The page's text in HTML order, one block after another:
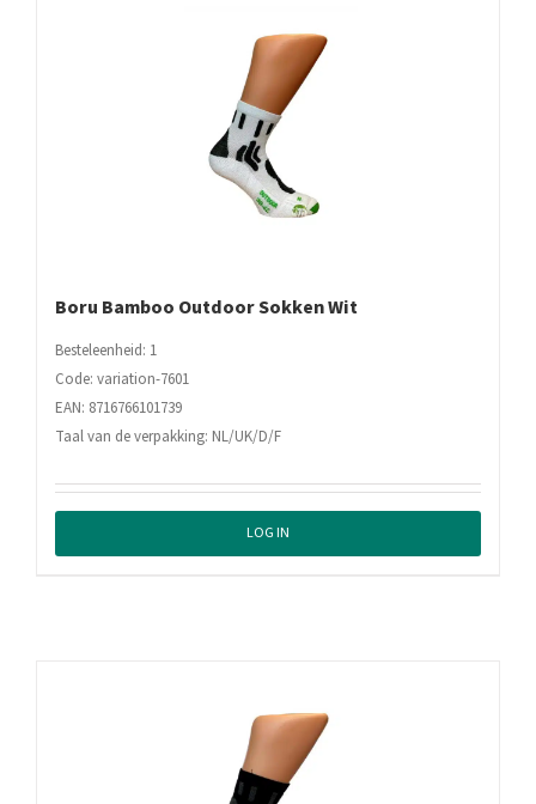
Boru Bamboo Outdoor Sokken Wit
Besteleenheid: 1
Code: variation-7601
EAN: 8716766101739
Taal van de verpakking: NL/UK/D/F
LOG IN